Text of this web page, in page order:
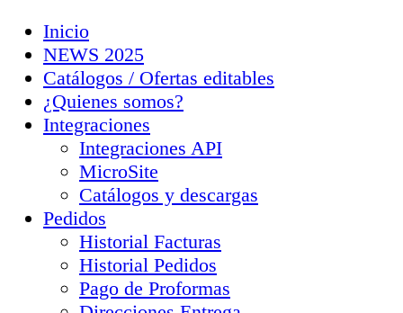
Inicio
NEWS 2025
Catálogos / Ofertas editables
¿Quienes somos?
Integraciones
Integraciones API
MicroSite
Catálogos y descargas
Pedidos
Historial Facturas
Historial Pedidos
Pago de Proformas